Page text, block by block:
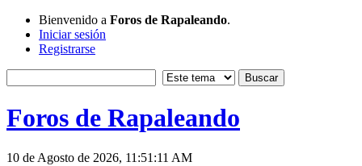
Bienvenido a Foros de Rapaleando.
Iniciar sesión
Registrarse
Foros de Rapaleando
10 de Agosto de 2026, 11:51:11 AM